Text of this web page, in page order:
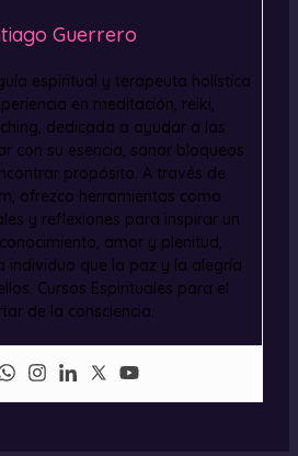
Guerrero
espiritual y terapeuta holística
en meditación, reiki,
dedicada a ayudar a las
con su esencia, sanar bloqueos
propósito. A través de
ofrezco herramientas como
y reflexiones para inspirar un
amor y plenitud,
individuo que la paz y la alegría
Cursos Espirituales para el
de la consciencia.